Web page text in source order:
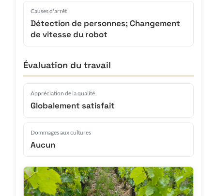
Causes d'arrêt
Détection de personnes; Changement
de vitesse du robot
Évaluation du travail
Appréciation de la qualité
Globalement satisfait
Dommages aux cultures
Aucun